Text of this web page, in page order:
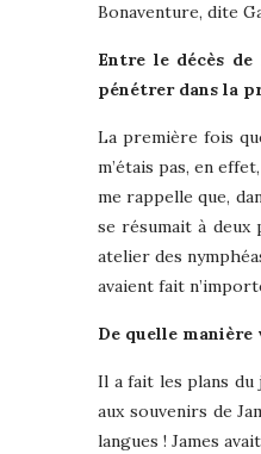
Bonaventure, dite
Entre le décès
pénétrer dans la
La première fois
m’étais pas, en
me rappelle que,
se résumait à deux
atelier des
avaient fait
De quelle
Il a fait les plans du
aux souvenirs de
langues ! James